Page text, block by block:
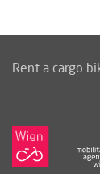
Rent a cargo